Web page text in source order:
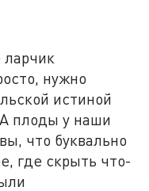
нужно
истиной
плоды у наши
что буквально
где скрыть что-